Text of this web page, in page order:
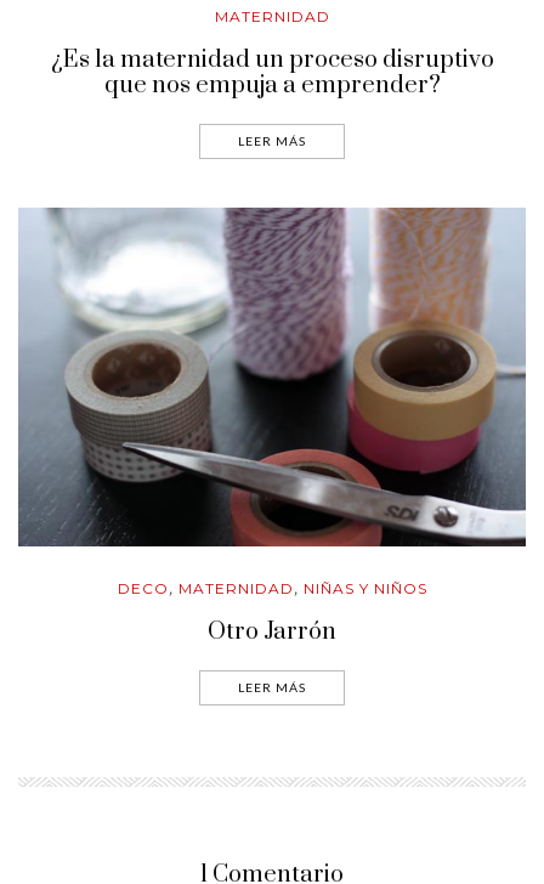
MATERNIDAD
¿Es la maternidad un proceso disruptivo
que nos empuja a emprender?
LEER MÁS
DECO , MATERNIDAD , NIÑAS Y NIÑOS
Otro Jarrón
LEER MÁS
1 Comentario